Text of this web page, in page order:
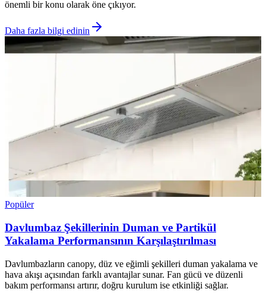
önemli bir konu olarak öne çıkıyor.
Daha fazla bilgi edinin
Popüler
Davlumbaz Şekillerinin Duman ve Partikül
Yakalama Performansının Karşılaştırılması
Davlumbazların canopy, düz ve eğimli şekilleri duman yakalama ve
hava akışı açısından farklı avantajlar sunar. Fan gücü ve düzenli
bakım performansı artırır, doğru kurulum ise etkinliği sağlar.